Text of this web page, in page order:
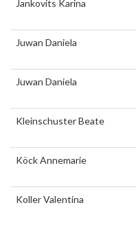
Jankovits Karina
Juwan Daniela
Juwan Daniela
Kleinschuster Beate
Köck Annemarie
Koller Valentina